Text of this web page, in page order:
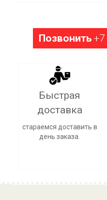
Позвонить
Быстрая
доставка
стараемся доставить в
день заказа.